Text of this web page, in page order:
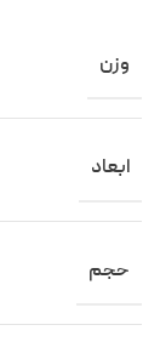
وزن
ابعاد
حجم